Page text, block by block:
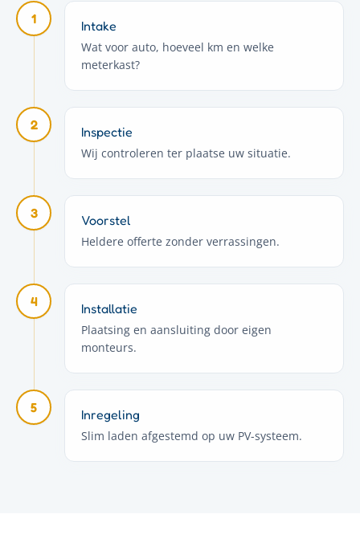
1 Intake
Wat voor auto, hoeveel km en welke
meterkast?
2 Inspectie
Wij controleren ter plaatse uw situatie.
3 Voorstel
Heldere offerte zonder verrassingen.
4 Installatie
Plaatsing en aansluiting door eigen
monteurs.
5 Inregeling
Slim laden afgestemd op uw PV-systeem.